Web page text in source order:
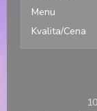
Menu
Kvalita/Cena